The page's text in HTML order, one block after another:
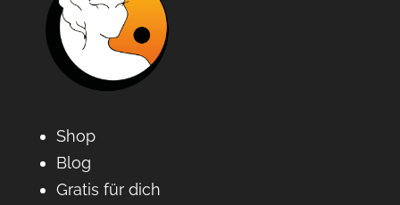
Shop
Blog
Gratis für dich